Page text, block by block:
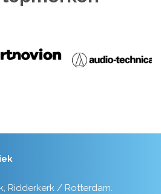
Ridderkerk / Rotterdam.